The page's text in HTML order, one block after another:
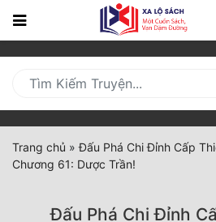
Trang
Mới
Cập
Nhật
(current)
Trang chủ »Đấu Phá Chi Đỉnh Cấp
Chương 61: Dược Trần!
Đấu Phá Chi Đỉnh